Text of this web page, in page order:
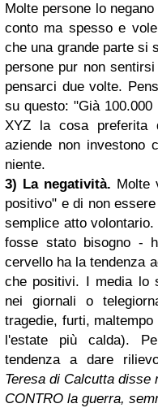
Molte persone lo
conto ma spesso e
che una grande parte si
persone pur non
pensarci due volte.
su questo: "Già
XYZ la cosa preferita
aziende non investono
niente.
3) La negatività. Molte
positivo" e di non
semplice atto
fosse stato bisogno -
cervello ha la tendenza
che positivi. I media lo
nei giornali o
tragedie, furti,
l'estate più calda).
tendenza a dare
Teresa di Calcutta disse
CONTRO la guerra,